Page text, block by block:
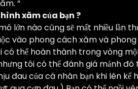
“
xăm của bạn ?
lớn nào cũng sẽ mất nhiều lần
vào phong cách xăm và
thể hoàn thành trong vòng
tôi có thể đánh giá mảnh
đau của cá nhân bạn khi lên